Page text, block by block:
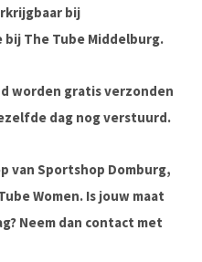
bij
The Tube Middelburg.
worden gratis verzonden
dag nog verstuurd.
van Sportshop Domburg,
Women. Is jouw maat
Neem dan contact met